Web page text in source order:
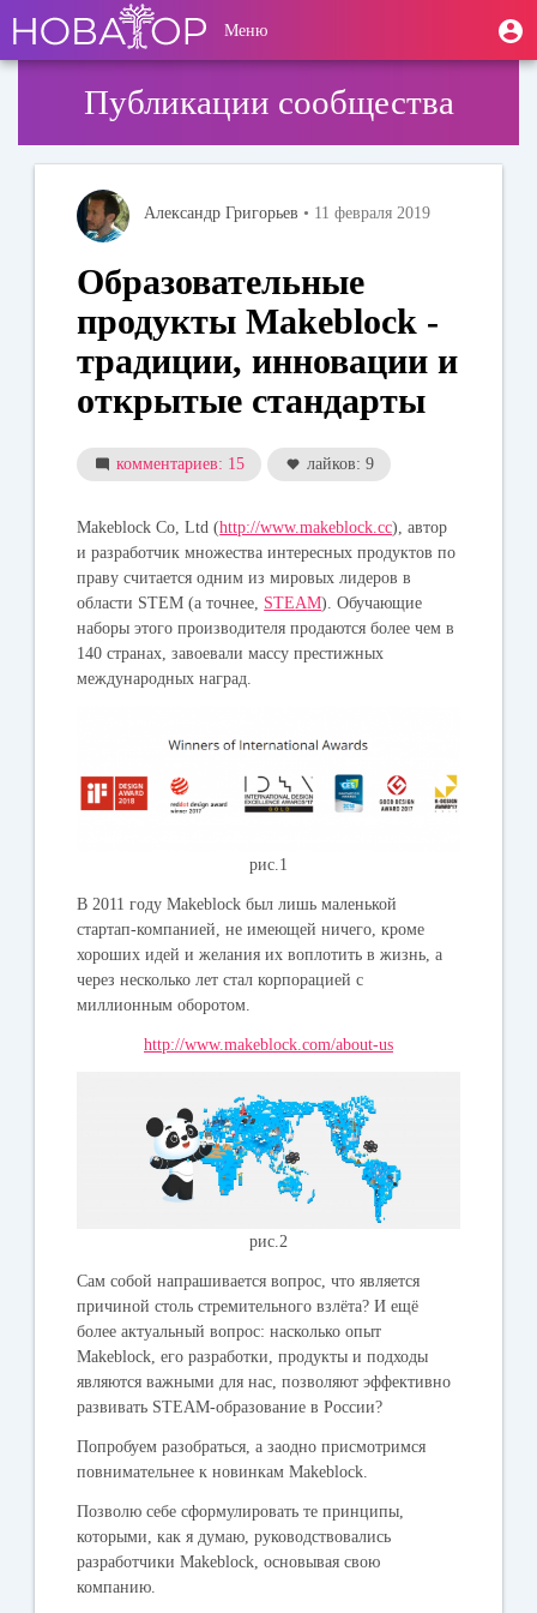
основному
содержанию
User
account
Меню
Публикации сообщества
Александр Григорьев • 11 февраля 2019
Образовательные
продукты Makeblock -
традиции, инновации и
открытые стандарты
комментариев: 15 лайков: 9
Makeblock Co, Ltd (http://www.makeblock.cc), автор
и разработчик множества интересных продуктов по
праву считается одним из мировых лидеров в
области STEM (а точнее, STEAM). Обучающие
наборы этого производителя продаются более чем в
140 странах, завоевали массу престижных
международных наград.
рис.1
В 2011 году Makeblock был лишь маленькой
стартап-компанией, не имеющей ничего, кроме
хороших идей и желания их воплотить в жизнь, а
через несколько лет стал корпорацией с
миллионным оборотом.
http://www.makeblock.com/about-us
рис.2
Сам собой напрашивается вопрос, что является
причиной столь стремительного взлёта? И ещё
более актуальный вопрос: насколько опыт
Makeblock, его разработки, продукты и подходы
являются важными для нас, позволяют эффективно
развивать STEAM-образование в России?
Попробуем разобраться, а заодно присмотримся
повнимательнее к новинкам Makeblock.
Позволю себе сформулировать те принципы,
которыми, как я думаю, руководствовались
разработчики Makeblock, основывая свою
компанию.